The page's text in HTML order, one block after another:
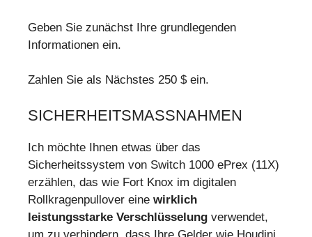
Geben Sie zunächst Ihre grundlegenden
Informationen ein.
Zahlen Sie als Nächstes 250 $ ein.
SICHERHEITSMASSNAHMEN
Ich möchte Ihnen etwas über das
Sicherheitssystem von Switch 1000 ePrex (11X)
erzählen, das wie Fort Knox im digitalen
Rollkragenpullover eine wirklich
leistungsstarke Verschlüsselung verwendet,